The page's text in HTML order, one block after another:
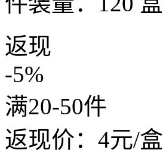
返现
-5%
满20-50件
返现价： 4元/盒